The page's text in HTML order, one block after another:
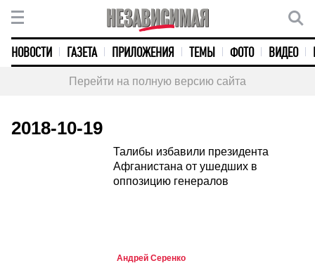
НОВОСТИ ГАЗЕТА ПРИЛОЖЕНИЯ ТЕМЫ ФОТО ВИДЕО
Перейти на полную версию сайта
2018-10-19
Талибы избавили президента
Афганистана от ушедших в
оппозицию генералов
Андрей Серенко